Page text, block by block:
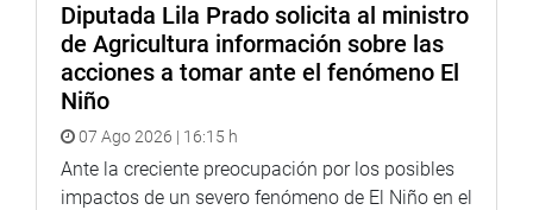
Diputada Lila Prado solicita al ministro
de Agricultura información sobre las
acciones a tomar ante el fenómeno El
Niño
07 Ago 2026 | 16:15 h
Ante la creciente preocupación por los posibles
impactos de un severo fenómeno de El Niño en el